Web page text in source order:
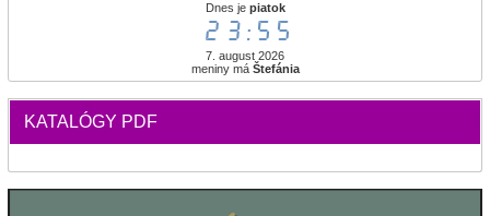
Dnes je piatok
23:55
7. august 2026
meniny má Štefánia
KATALÓGY PDF